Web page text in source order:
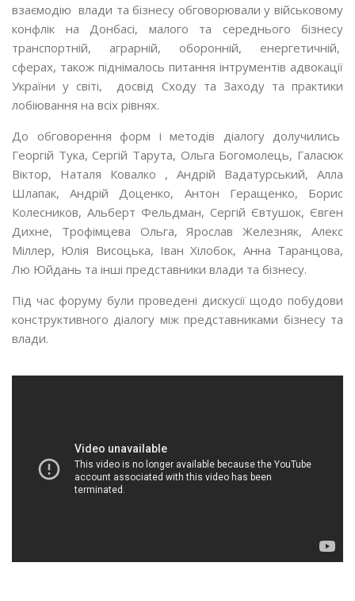
взаємодію влади та бізнесу обговорювали у військовому
конфлік на Донбасі, малого та середнього бізнесу
транспортній, аграрній, оборонній, енергетичній,
сферах, також піднімалось питання інтрументів адвокації
України у світі, досвід Сходу та Заходу та практики
лобіювання на всіх рівнях.
До обговорення форм і методів діалогу долучились
Георгій Тука, Сергій Тарута, Ольга Богомолець, Галасюк
Віктор, Наталя Ковалко , Андрій Вадатурський, Алла
Шлапак, Андрій Доценко, Антон Геращенко, Борис
Колесников, Альберт Фельдман, Сергій Євтушок, Євген
Дихне, Трофімцева Ольга, Ярослав Железняк, Алекс
Міллер, Юлія Висоцька, Іван Хілобок, Анна Таранцова,
Лю Юйдань та інші представники влади та бізнесу.
Під час форуму були проведені дискусії щодо побудови
конструктивного діалогу між представниками бізнесу та
влади.